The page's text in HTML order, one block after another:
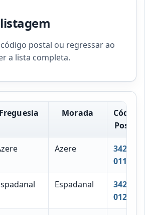
postal ou regressar ao
a lista completa.
Freguesia Morada
Código
Postal
Azere
3420-
011
Espadanal
3420-
012